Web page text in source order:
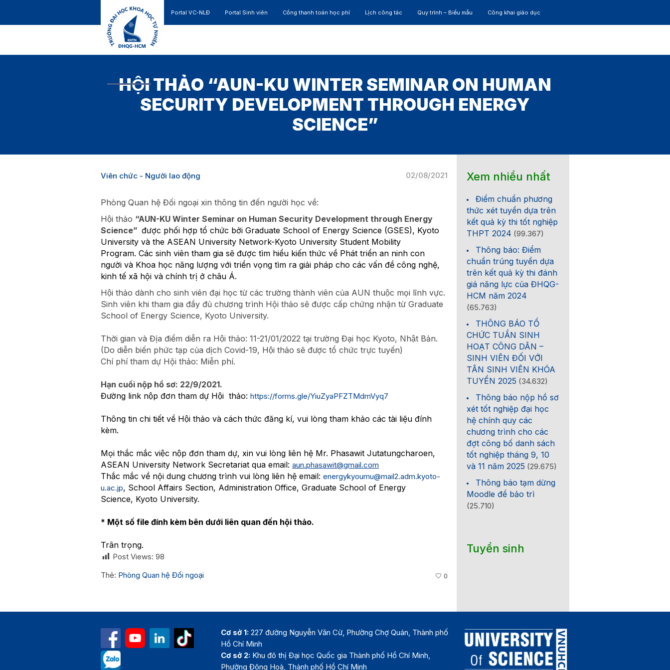
Portal VC-NLĐ Portal Sinh viên Cổng thanh toán học phí Lịch công tác Quy trình – Biểu mẫu Công khai giáo dục
HỘI THẢO “AUN-KU WINTER SEMINAR ON HUMAN
SECURITY DEVELOPMENT THROUGH ENERGY
SCIENCE”
02/08/2021
Viên chức - Người lao động
Phòng Quan hệ Đối ngoại xin thông tin đến người học về:
Hội thảo “AUN-KU Winter Seminar on Human Security Development through Energy
Science” được phối hợp tổ chức bởi Graduate School of Energy Science (GSES), Kyoto
University và the ASEAN University Network-Kyoto University Student Mobility
Program. Các sinh viên tham gia sẽ được tìm hiểu kiến thức về Phát triển an ninh con
người và Khoa học năng lượng với triển vọng tìm ra giải pháp cho các vấn đề công nghệ,
kinh tế xã hội và chính trị ở châu Á.
Hội thảo dành cho sinh viên đại học từ các trường thành viên của AUN thuộc mọi lĩnh vực.
Sinh viên khi tham gia đầy đủ chương trình Hội thảo sẽ được cấp chứng nhận từ Graduate
School of Energy Science, Kyoto University.
Thời gian và Địa điểm diễn ra Hội thảo: 11-21/01/2022 tại trường Đại học Kyoto, Nhật Bản.
(Do diễn biến phức tạp của dịch Covid-19, Hội thảo sẽ được tổ chức trực tuyến)
Chí phí tham dự Hội thảo: Miễn phí.
Hạn cuối nộp hồ sơ: 22/9/2021.
Đường link nộp đơn tham dự Hội thảo: https://forms.gle/YiuZyaPFZTMdmVyq7
Thông tin chi tiết về Hội thảo và cách thức đăng kí, vui lòng tham khảo các tài liệu đính
kèm.
Mọi thắc mắc việc nộp đơn tham dự, xin vui lòng liên hệ Mr. Phasawit Jutatungcharoen,
ASEAN University Network Secretariat qua email: aun.phasawit@gmail.com
Thắc mắc về nội dung chương trình vui lòng liên hệ email: energykyoumu@mail2.adm.kyoto-
u.ac.jp, School Affairs Section, Administration Office, Graduate School of Energy
Science, Kyoto University.
* Một số file đính kèm bên dưới liên quan đến hội thảo.
Trân trọng.
Post Views: 98
Thẻ: Phòng Quan hệ Đối ngoại 0
Xem nhiều nhất
Điểm chuẩn phương
thức xét tuyển dựa trên
kết quả kỳ thi tốt nghiệp
THPT 2024 (99.367)
Thông báo: Điểm
chuẩn trúng tuyển dựa
trên kết quả kỳ thi đánh
giá năng lực của ĐHQG-
HCM năm 2024
(65.763)
THÔNG BÁO TỔ
CHỨC TUẦN SINH
HOẠT CÔNG DÂN –
SINH VIÊN ĐỐI VỚI
TÂN SINH VIÊN KHÓA
TUYỂN 2025 (34.632)
Thông báo nộp hồ sơ
xét tốt nghiệp đại học
hệ chính quy các
chương trình cho các
đợt công bố danh sách
tốt nghiệp tháng 9, 10
và 11 năm 2025 (29.675)
Thông báo tạm dừng
Moodle để bảo trì
(25.710)
Tuyển sinh
Cơ sở 1: 227 đường Nguyễn Văn Cừ, Phường Chợ Quán, Thành phố
Hồ Chí Minh
Cơ sở 2: Khu đô thị Đại học Quốc gia Thành phố Hồ Chí Minh,
Phường Đông Hoà, Thành phố Hồ Chí Minh